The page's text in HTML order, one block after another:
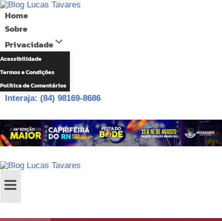
Pular
para
Conteúdo
Home
Sobre
Privacidade
Acessibilidade
Termos e Condições
Política de Comentários
Interaja: (84) 98169-8686